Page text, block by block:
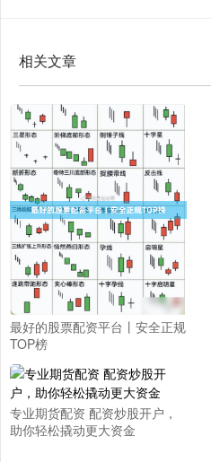
相关文章
最好的股票配资平台丨安全正规
TOP榜
专业期货配资 配资炒股开户，
助你轻松撬动更大资金